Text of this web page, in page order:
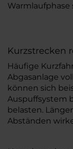
Kurzstrecken
Häufige
Abgasanlage
können sich
Auspuffsystem
belasten.
Abständen